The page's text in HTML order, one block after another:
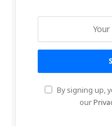
By signing up,
our